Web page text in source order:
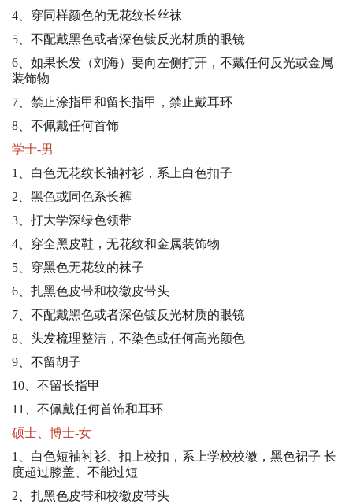
4、穿同样颜色的无花纹长丝袜
5、不配戴黑色或者深色镀反光材质的眼镜
6、如果长发（刘海）要向左侧打开，不戴任何反光或金属
装饰物
7、禁止涂指甲和留长指甲，禁止戴耳环
8、不佩戴任何首饰
学士-男
1、白色无花纹长袖衬衫，系上白色扣子
2、黑色或同色系长裤
3、打大学深绿色领带
4、穿全黑皮鞋，无花纹和金属装饰物
5、穿黑色无花纹的袜子
6、扎黑色皮带和校徽皮带头
7、不配戴黑色或者深色镀反光材质的眼镜
8、头发梳理整洁，不染色或任何高光颜色
9、不留胡子
10、不留长指甲
11、不佩戴任何首饰和耳环
硕士、博士-女
1、白色短袖衬衫、扣上校扣，系上学校校徽，黑色裙子 长
度超过膝盖、不能过短
2、扎黑色皮带和校徽皮带头